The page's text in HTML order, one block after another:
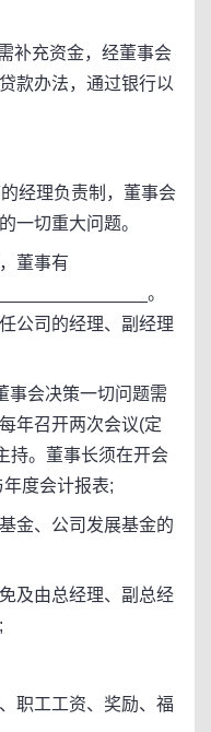
充资金，经董事会
款办法，通过银行以
经理负责制，董事会
一切重大问题。
董事有
。
公司的经理、副经理
会决策一切问题需
年召开两次会议(定
持。董事长须在开会
度会计报表;
、公司发展基金的
由总经理、副总经
工工资、奖励、福